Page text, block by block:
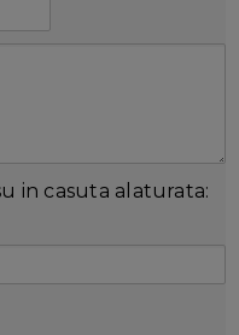
in casuta alaturata: